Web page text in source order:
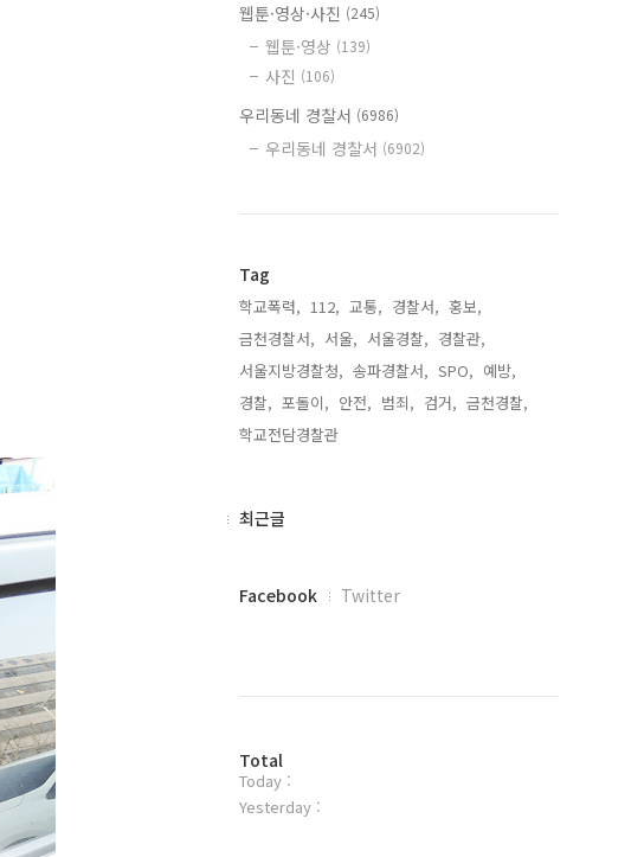
웹툰·영상·사진 (245)
웹툰·영상 (139)
사진 (106)
우리동네 경찰서 (6986)
우리동네 경찰서 (6902)
Tag
학교폭력, 112, 교통, 경찰서, 홍보,
금천경찰서, 서울, 서울경찰, 경찰관,
서울지방경찰청, 송파경찰서, SPO, 예방,
경찰, 포돌이, 안전, 범죄, 검거, 금천경찰,
학교전담경찰관,
최
최근글
페
플
러
그
Facebook Twitter
방
문
자
Total
Today :
Yesterday :